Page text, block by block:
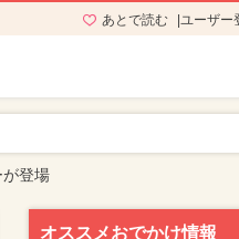
あとで読む ユーザー
登場
オススメおでかけ情報